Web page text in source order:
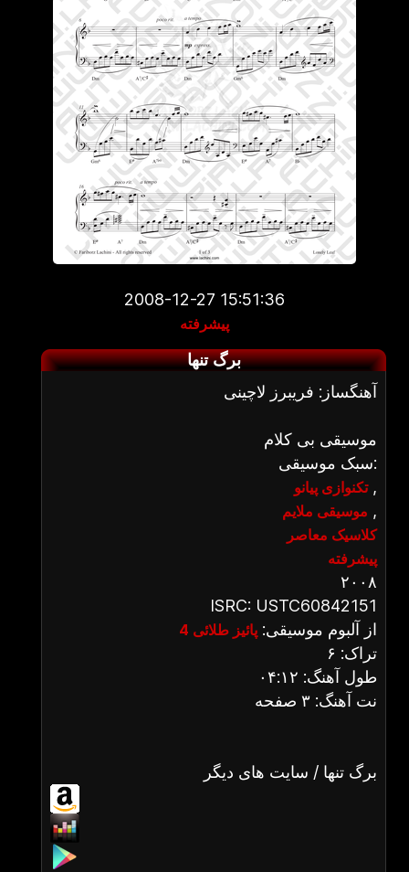
2008-12-27 15:51:36
پیشرفته
برگ تنها
آهنگساز: فریبرز لاچینی
موسیقی بی کلام
سبک موسیقی:
تکنوازی پیانو,
موسیقی ملایم ,
کلاسیک معاصر
پیشرفته
۲۰۰۸
ISRC: USTC60842151
از آلبوم موسیقی: پائیز طلائی 4
تراک: ۶
طول آهنگ: ۰۴:۱۲
نت آهنگ: ۳ صفحه
برگ تنها / سایت های دیگر